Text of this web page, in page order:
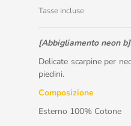
Tasse incluse
[Abbigliamento neon b]
Delicate scarpine per
piedini.
Composizione
Esterno 100% Cotone